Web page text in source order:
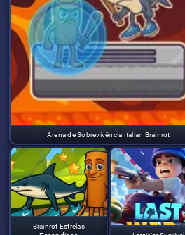
Arena de Sobrevivência Italian Brainrot
Brainrot Estrelas